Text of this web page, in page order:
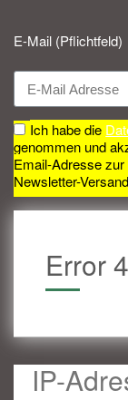
E-Mail (Pflichtfeld)
Ich habe die
genommen und
Email-Adresse
Newsletter-
Error
IP-